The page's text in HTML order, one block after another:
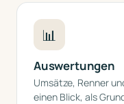
📊
Auswertungen
Umsätze, Renner
einen Blick, als